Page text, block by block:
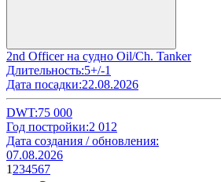
2nd Officer на судно Oil/Ch. Tanker
Длительность:5+/-1
Дата посадки:22.08.2026
DWT:75 000
Год постройки:2 012
Дата создания / обновления:
07.08.2026
1 234567